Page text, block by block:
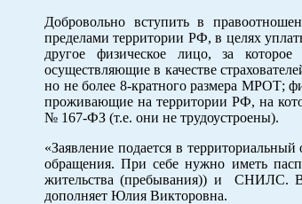
Добровольно вступить в
пределами территории РФ, в целях
другое физическое лицо, за которое
осуществляющие в качестве
но не более 8-кратного размера МРОТ;
проживающие на территории РФ, на
№ 167-ФЗ (т.е. они не трудоустроены).
«Заявление подается в
обращения. При себе нужно иметь
жительства (пребывания)) и СНИЛС. В
дополняет Юлия Викторовна.